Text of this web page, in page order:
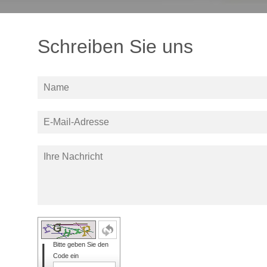
Schreiben Sie uns
Bitte geben Sie den
Code ein